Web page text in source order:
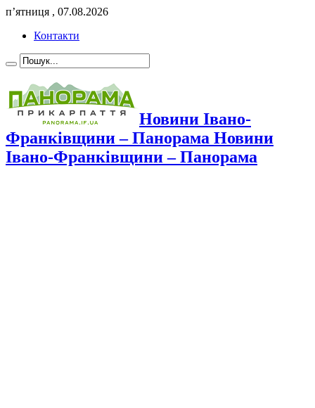
п’ятниця , 07.08.2026
Контакти
Новини Івано-
Франківщини – Панорама Новини
Івано-Франківщини – Панорама